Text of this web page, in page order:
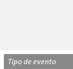
Tipo de evento